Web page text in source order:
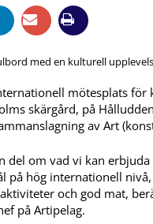
mötesplats för
skärgård, på
av Art
del om vad vi kan
på hög internationell
och god mat,
på Artipelag.